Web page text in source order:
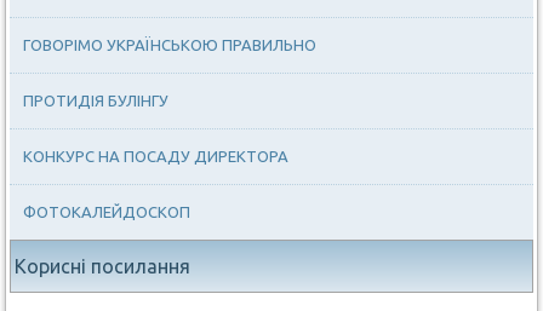
ГОВОРІМО УКРАЇНСЬКОЮ ПРАВИЛЬНО
ПРОТИДІЯ БУЛІНГУ
КОНКУРС НА ПОСАДУ ДИРЕКТОРА
ФОТОКАЛЕЙДОСКОП
Корисні посилання